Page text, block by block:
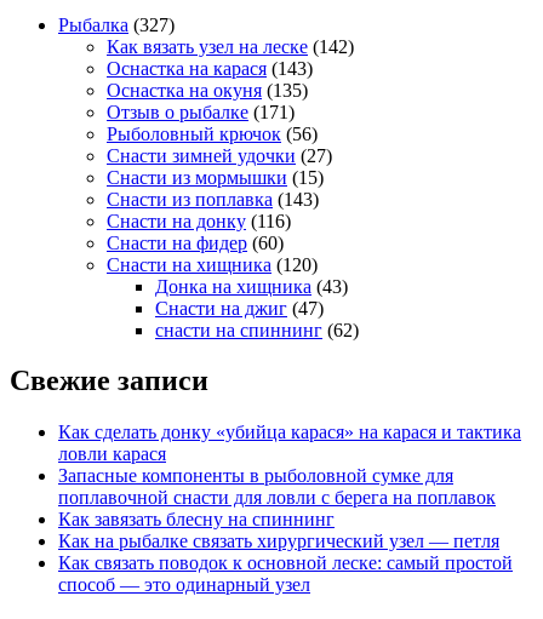
Рыбалка (327)
Как вязать узел на леске (142)
Оснастка на карася (143)
Оснастка на окуня (135)
Отзыв о рыбалке (171)
Рыболовный крючок (56)
Снасти зимней удочки (27)
Снасти из мормышки (15)
Снасти из поплавка (143)
Снасти на донку (116)
Снасти на фидер (60)
Снасти на хищника (120)
Донка на хищника (43)
Снасти на джиг (47)
снасти на спиннинг (62)
Свежие записи
Как сделать донку «убийца карася» на карася и тактика
ловли карася
Запасные компоненты в рыболовной сумке для
поплавочной снасти для ловли с берега на поплавок
Как завязать блесну на спиннинг
Как на рыбалке связать хирургический узел — петля
Как связать поводок к основной леске: самый простой
способ — это одинарный узел